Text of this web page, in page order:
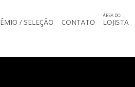
/ SELEÇÃO CONTATO
ÁREA DO
LOJISTA